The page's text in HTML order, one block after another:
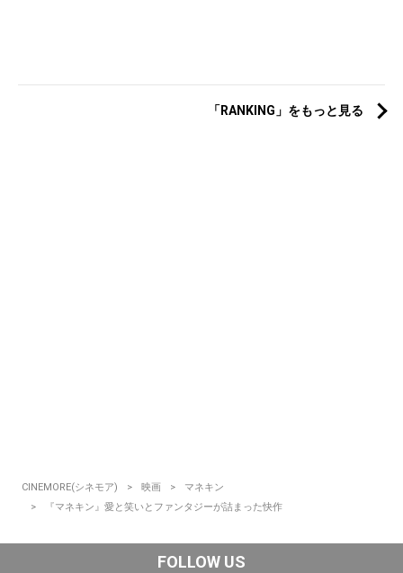
「RANKING」をもっと見る
CINEMORE(シネモア) 映画
マネキン
『マネキン』愛と笑いとファンタジーが詰まった快作
FOLLOW US